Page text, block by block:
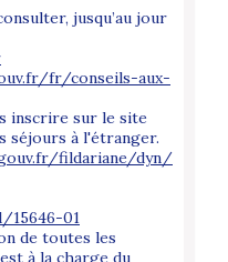
jusqu’au jour
fr/conseils-aux-
inscrire sur le site
séjours à l'étranger.
fildariane/dyn/
15646-01
de toutes les
à la charge du